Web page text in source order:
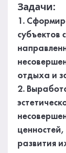
Задачи:
1.
субъектов
отдыха и
2.
развития